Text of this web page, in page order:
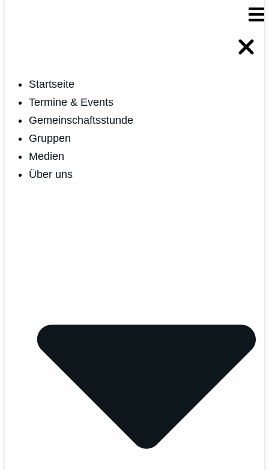
Startseite
Termine & Events
Gemeinschaftsstunde
Gruppen
Medien
Über uns